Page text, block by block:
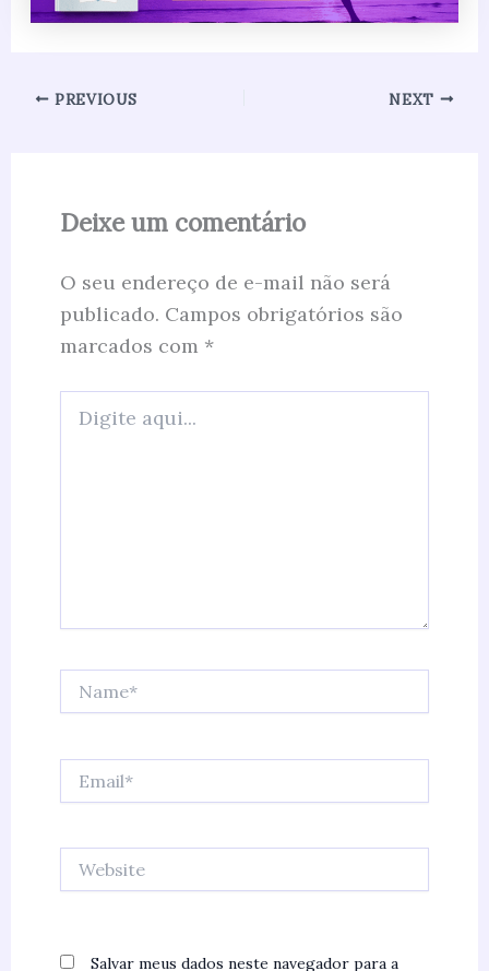
PREVIOUS NEXT
Deixe um comentário
O seu endereço de e-mail não será
publicado. Campos obrigatórios são
marcados com *
aqui...
Salvar meus dados neste navegador para a